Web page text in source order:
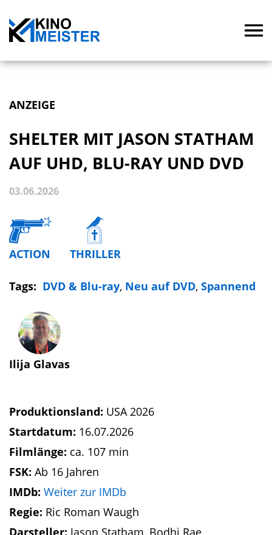
ANZEIGE
SHELTER MIT JASON STATHAM
AUF UHD, BLU-RAY UND DVD
03.06.2026
ACTION THRILLER
Tags: DVD & Blu-ray, Neu auf DVD, Spannend
Ilija Glavas
Produktionsland: USA 2026
Startdatum: 16.07.2026
Filmlänge: ca. 107 min
FSK: Ab 16 Jahren
IMDb: Weiter zur IMDb
Regie: Ric Roman Waugh
Darsteller: Jason Statham, Bodhi Rae